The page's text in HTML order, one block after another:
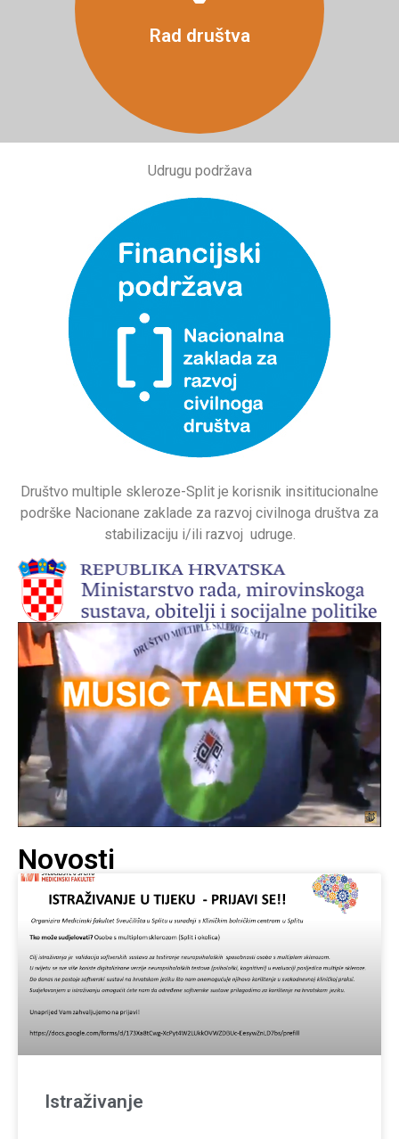
Rad društva
Više
Udrugu podržava
Društvo multiple skleroze-Split je korisnik insititucionalne
podrške Nacionane zaklade za razvoj civilnoga društva za
stabilizaciju i/ili razvoj udruge.
Novosti
Istraživanje